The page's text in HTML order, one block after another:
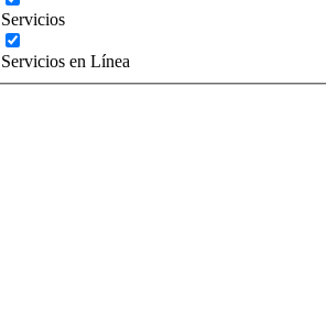
Servicios
Servicios en Línea